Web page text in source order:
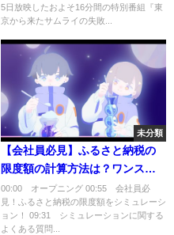
5日放映したおよそ16分間の特別番組『東
京から来たサムライの失敗...
未分類
【会社員必見】ふるさと納税の
限度額の計算方法は？ワンスト
ップ特例制度でのシミュレーシ
ョンのやり方を徹底解説！
00:00 オープニング 00:55 会社員必
見！ふるさと納税の限度額をシミュレーシ
ョン！ 09:31 シミュレーションに関する
よくある質問...